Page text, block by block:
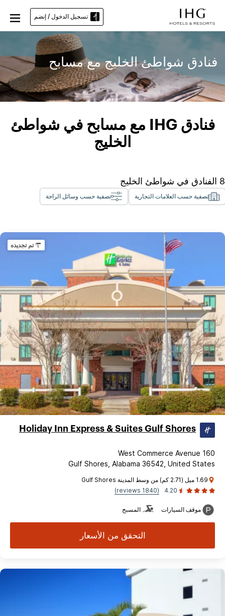
تسجيل الدخول / إنضم
فنادق شواطئ الخليج مع مسابح
فنادق IHG مع مسابح في شواطئ
الخليج
8 الفنادق في شواطئ الخليج
تصفية حسب العلامات التجارية تصفية حسب وسائل الراحة
تم تجديده
Holiday Inn Express & Suites Gulf Shores
160 West Commerce Avenue
Gulf Shores, Alabama 36542, United States
1.69 ميل (2.71 كم) من وسط المدينة Gulf Shores
4.20
(1840 reviews)
موقف السيارات المسبح
التحقق من الأسعار